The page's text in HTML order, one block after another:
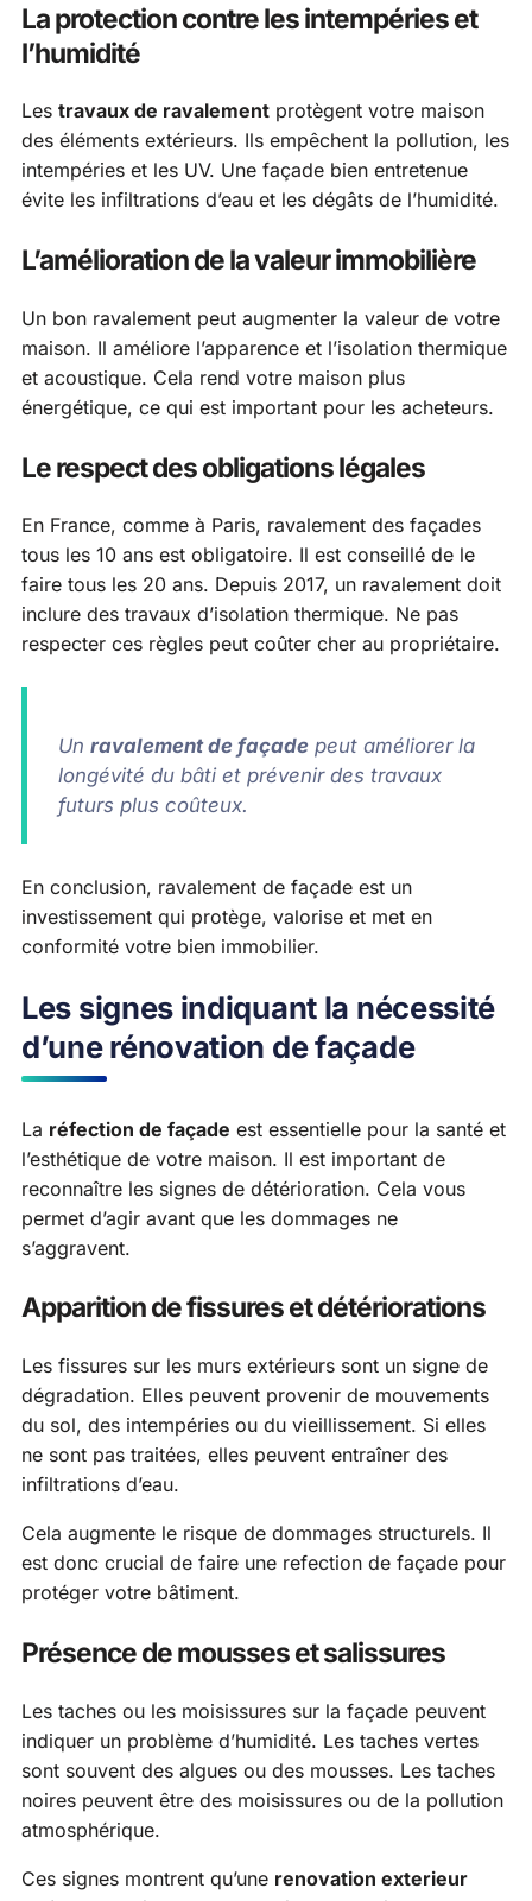
La protection contre les intempéries et
l’humidité
Les travaux de ravalement protègent votre maison
des éléments extérieurs. Ils empêchent la pollution, les
intempéries et les UV. Une façade bien entretenue
évite les infiltrations d’eau et les dégâts de l’humidité.
L’amélioration de la valeur immobilière
Un bon ravalement peut augmenter la valeur de votre
maison. Il améliore l’apparence et l’isolation thermique
et acoustique. Cela rend votre maison plus
énergétique, ce qui est important pour les acheteurs.
Le respect des obligations légales
En France, comme à Paris, ravalement des façades
tous les 10 ans est obligatoire. Il est conseillé de le
faire tous les 20 ans. Depuis 2017, un ravalement doit
inclure des travaux d’isolation thermique. Ne pas
respecter ces règles peut coûter cher au propriétaire.
Un ravalement de façade peut améliorer la
longévité du bâti et prévenir des travaux
futurs plus coûteux.
En conclusion, ravalement de façade est un
investissement qui protège, valorise et met en
conformité votre bien immobilier.
Les signes indiquant la nécessité
d’une rénovation de façade
La réfection de façade est essentielle pour la santé et
l’esthétique de votre maison. Il est important de
reconnaître les signes de détérioration. Cela vous
permet d’agir avant que les dommages ne
s’aggravent.
Apparition de fissures et détériorations
Les fissures sur les murs extérieurs sont un signe de
dégradation. Elles peuvent provenir de mouvements
du sol, des intempéries ou du vieillissement. Si elles
ne sont pas traitées, elles peuvent entraîner des
infiltrations d’eau.
Cela augmente le risque de dommages structurels. Il
est donc crucial de faire une refection de façade pour
protéger votre bâtiment.
Présence de mousses et salissures
Les taches ou les moisissures sur la façade peuvent
indiquer un problème d’humidité. Les taches vertes
sont souvent des algues ou des mousses. Les taches
noires peuvent être des moisissures ou de la pollution
atmosphérique.
Ces signes montrent qu’une renovation exterieur